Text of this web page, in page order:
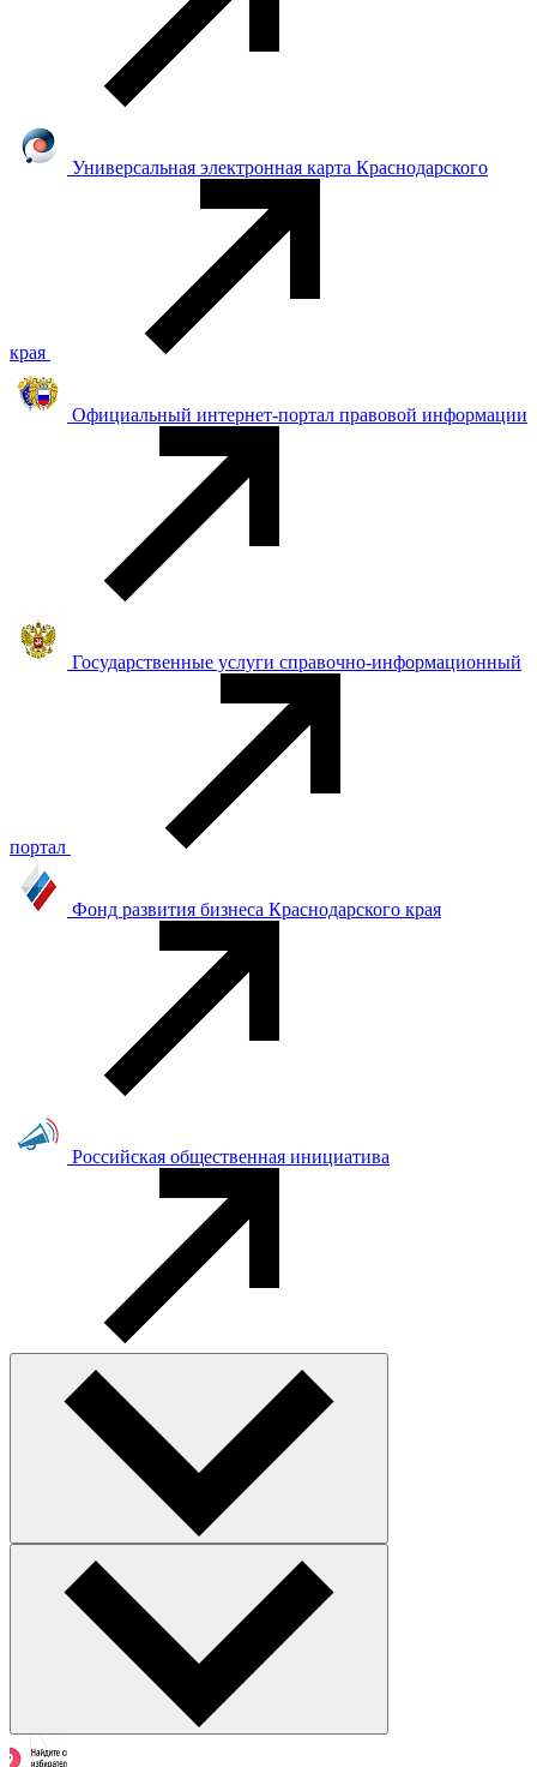
Универсальная электронная карта Краснодарского
края
Официальный интернет-портал правовой информации
Государственные услуги справочно-информационный
портал
Фонд развития бизнеса Краснодарского края
Российская общественная инициатива